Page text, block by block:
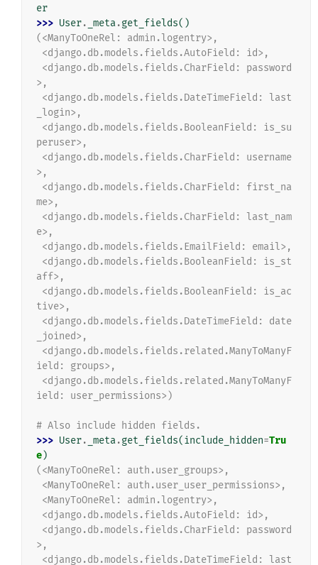
er
>>> User. _meta.get_fields()
(<ManyToOneRel: admin.logentry>,
<django.db.models.fields.AutoField: id>,
>,
_login>,
peruser>,
>,
me>,
e>,
<django.db.models.fields.EmailField: email>,
aff>,
tive>,
_joined>,
ield: groups>,
ield: user_permissions>)
# Also include hidden fields.
>>> User. _meta.get_fields(include_hidden=Tru
e)
(<ManyToOneRel: auth.user_groups>,
<ManyToOneRel: auth.user_user_permissions>,
<ManyToOneRel: admin.logentry>,
<django.db.models.fields.AutoField: id>,
>,